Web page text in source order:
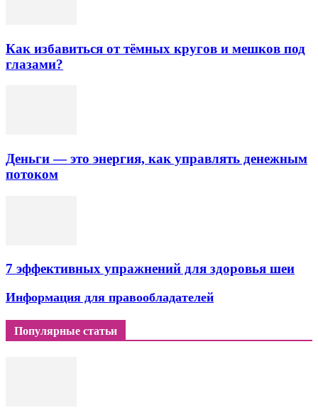
Как избавиться от тёмных кругов и мешков под
глазами?
Деньги — это энергия, как управлять денежным
потоком
7 эффективных упражнений для здоровья шеи
Информация для правообладателей
Популярные статьи